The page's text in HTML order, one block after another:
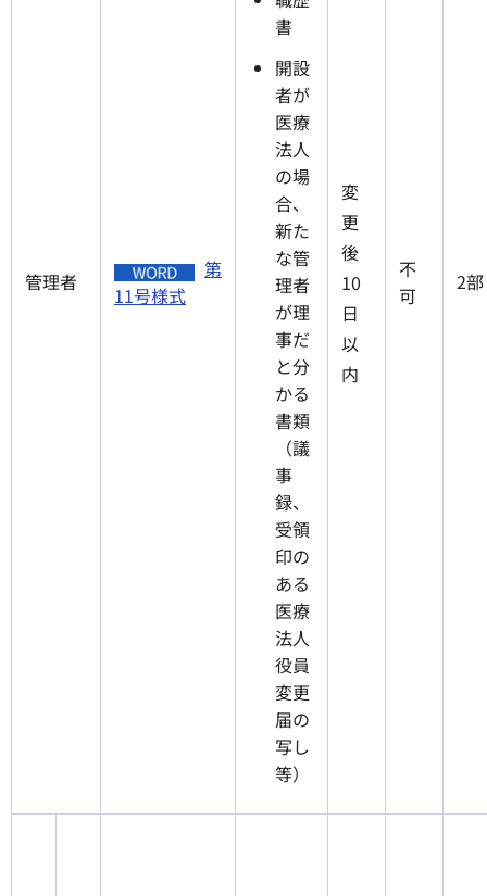
管理者
第
11号様式
書
開設
者が
医療
法人
の場
合、
新た
な管
理者
が理
事だ
と分
かる
書類
（議
事
録、
受領
印の
ある
医療
法人
役員
変更
届の
写し
等）
変
更
後
10
日
以
内
不
可
2部